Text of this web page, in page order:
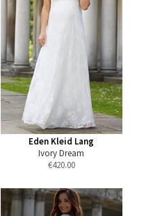
Eden Kleid Lang
Ivory Dream
€420.00